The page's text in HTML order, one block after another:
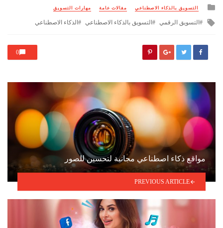
Posted
التسويق بالذكاء الاصطناعي مقالات عامة مهارات التسويق
Tagged
التسويق الرقمي التسويق بالذكاء الاصطناعي الذكاء الاصطناعي
0
مواقع ذكاء اصطناعي مجانية لتحسين للصور
PREVIOUS ARTICLE